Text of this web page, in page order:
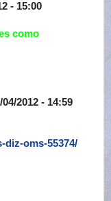
- 15:00
como
2012 - 14:59
diz-oms-55374/